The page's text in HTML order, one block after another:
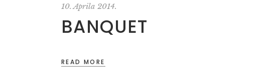
10. Aprila 2014.
BANQUET
READ MORE